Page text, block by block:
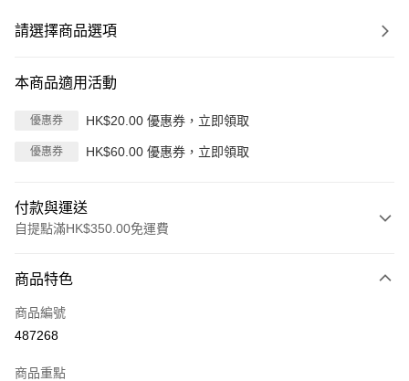
請選擇商品選項
本商品適用活動
優惠券 HK$20.00 優惠券，立即領取
優惠券 HK$60.00 優惠券，立即領取
付款與運送
自提點滿HK$350.00免運費
信用卡
Apple Pay
商品特色
商品編號
487268
商品重點